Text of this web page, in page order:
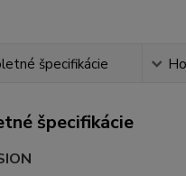
špecifikácie
špecifikácie